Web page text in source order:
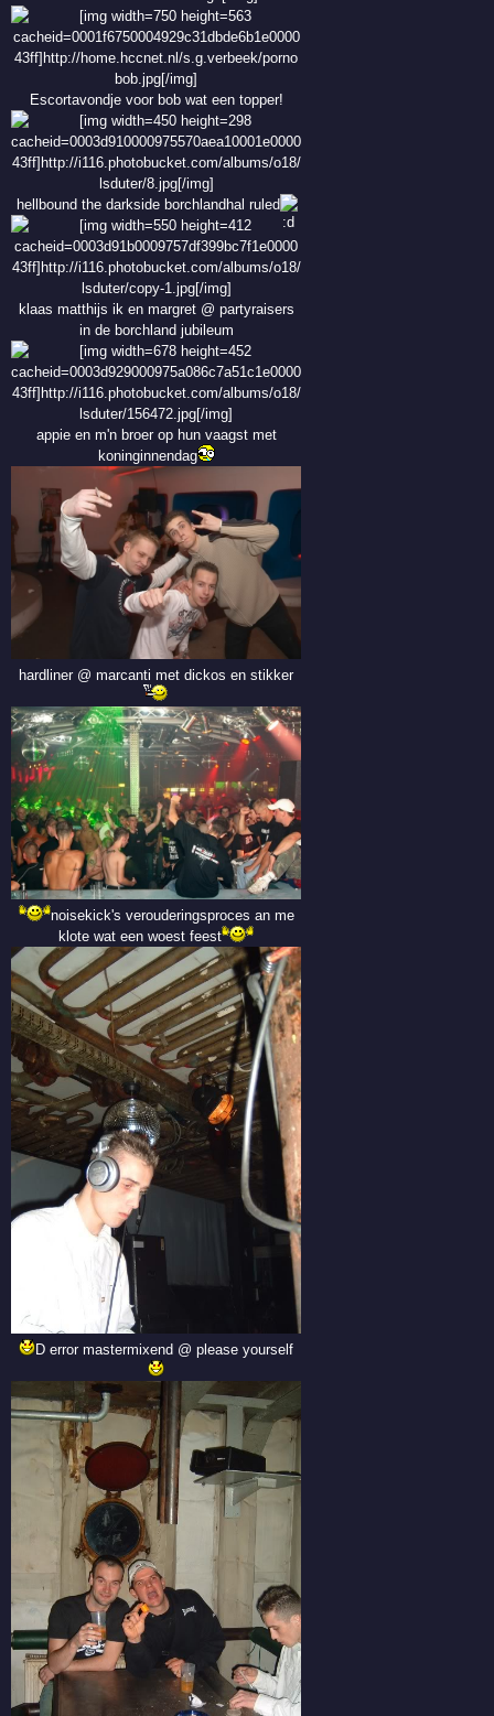
Escortavondje voor bob wat een topper!
hellbound the darkside borchlandhal ruled
klaas matthijs ik en margret @ partyraisers
in de borchland jubileum
appie en m'n broer op hun vaagst met
koninginnendag
hardliner @ marcanti met dickos en stikker
noisekick's verouderingsproces an me
klote wat een woest feest
D error mastermixend @ please yourself